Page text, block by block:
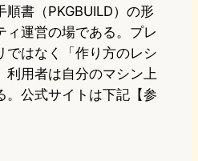
順書（PKGBUILD）の形
ィ運営の場である。プレ
ではなく「作り方のレシ
利用者は自分のマシン上
。公式サイトは下記【参